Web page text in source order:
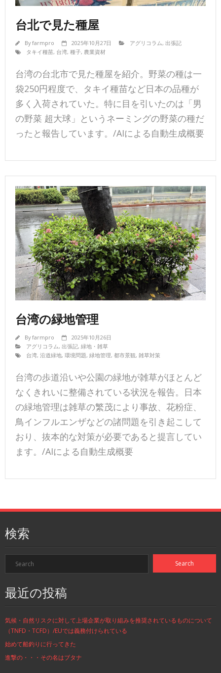
台北で見た種屋
Byfarmpro 2025年10月27日 アグリコラム, 出張記
タキイ種苗, 台湾, 種子, 農業資材
台湾の台北市で見た種屋を紹介。野菜の種は一
袋250円程度で、タキイ種苗など日本の品種が
多く入荷されていた。特に目を引いたのは「男
の野菜 超大球」というネーミングの野菜の種だ
ったと報告しています。/AIによる自動生成概要
台湾の緑地管理
Byfarmpro
2025年10月26日
アグリコラム, 出張記, 緑地・雑草
台湾, 沿道緑地, 環境問題, 緑地管理, 都市景観, 雑草対策
台湾の歩道沿いや公園の緑地が雑草がほとんど
なくきれいに整備されている状況を報告。日本
の緑地管理は雑草の繁茂により事故、花粉症、
鳥インフルエンザなどの諸問題を引き起こして
おり、抜本的な対策が必要であると提言してい
ます。/AIによる自動生成概要
検索
最近の投稿
気候・自然リスクに対して上場企業が取り組みを推奨されているものについて
（TNFD・TCFD）/EUでは義務付けられている
始めて船釣りに行ってきた
進撃の・・・その名はブタナ